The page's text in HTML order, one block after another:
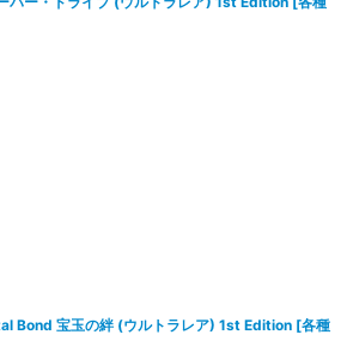
Bond 宝玉の絆 (ウルトラレア) 1st Edition [各種